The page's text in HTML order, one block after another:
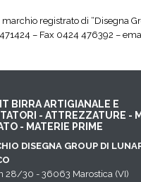
marchio registrato di “Disegna
– Fax 0424 476392 –
BIRRA ARTIGIANALE E
- ATTREZZATURE -
- MATERIE PRIME
DISEGNA GROUP DI
28/30 - 36063 Marostica (VI)